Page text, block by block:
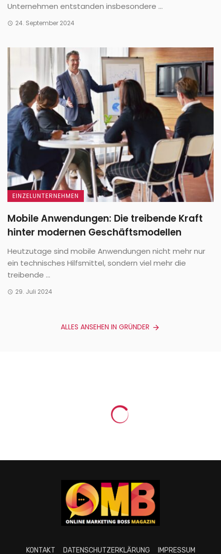
Unternehmen entstanden insbesondere ...
24. September 2024
EINZELUNTERNEHMEN
Mobile Anwendungen: Die treibende Kraft
hinter modernen Geschäftsmodellen
Heutzutage sind mobile Anwendungen nicht mehr nur
ein technisches Hilfsmittel, sondern viel mehr die
treibende ...
29. Juli 2024
ALLES ANSEHEN IN GRÜNDER
KONTAKT DATENSCHUTZERKLÄRUNG IMPRESSUM